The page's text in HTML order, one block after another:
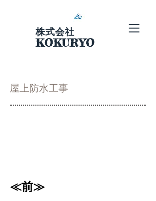
株式会社
KOKURYO
​屋上防水工事
​≪前≫